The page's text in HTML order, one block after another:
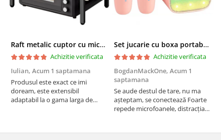
Raft metalic cuptor cu microunde, Simply Joy, 6 Carlige, Ajustabil, Raft Organizator extensibil, pentru bucatarie, casa, balcon, Etajera ajustabila cu 2 Niveluri, Anti Alunecare, Negru
Achizitie verificata
Iulian, Acum 1 saptamana
Produsul este exact ce imi
doream, este extensibil
adaptabil la o gama larga de
spatios, practic. Sunt multumit.
Set jucarie cu boxa portabila si 2 microfoane, Wireless, Bluetooth, Simply Joy, Karaoke, Copii si Adulti, Lumini LED RGB Dinamice, Roz
Achizitie verificata
BogdanMackOne, Acum 1
saptamana
Se aude destul de tare, nu ma
așteptam, se conectează Foarte
repede microfoanele, distracția
testul rezistenta!! Merita